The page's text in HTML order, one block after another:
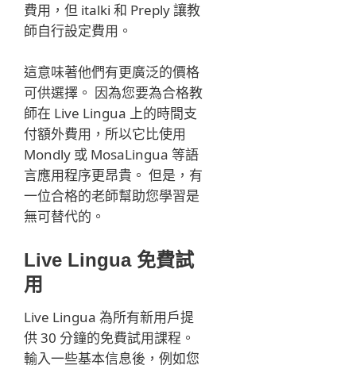
費用，但 italki 和 Preply 讓教
師自行設定費用。
這意味著他們有更廣泛的價格
可供選擇。 因為您要為合格教
師在 Live Lingua 上的時間支
付額外費用，所以它比使用
Mondly 或 MosaLingua 等語
言應用程序更昂貴。 但是，有
一位合格的老師幫助您學習是
無可替代的。
Live Lingua 免費試
用
Live Lingua 為所有新用戶提
供 30 分鐘的免費試用課程。
輸入一些基本信息後，例如您